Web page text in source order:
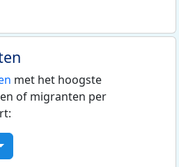
met het hoogste
of migranten per